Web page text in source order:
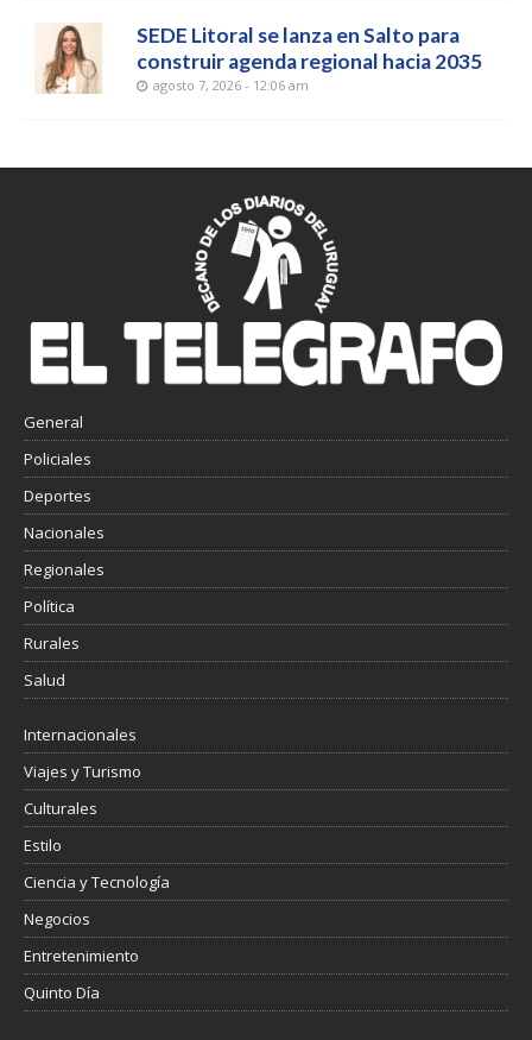
SEDE Litoral se lanza en Salto para
construir agenda regional hacia 2035
agosto 7, 2026 - 12:06 am
General
Policiales
Deportes
Nacionales
Regionales
Política
Rurales
Salud
Internacionales
Viajes y Turismo
Culturales
Estilo
Ciencia y Tecnología
Negocios
Entretenimiento
Quinto Día